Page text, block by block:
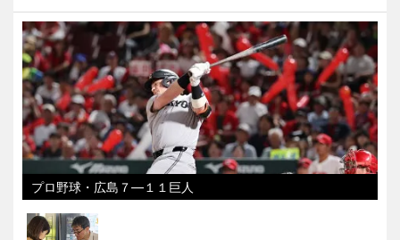
プロ野球・広島７―１１巨人